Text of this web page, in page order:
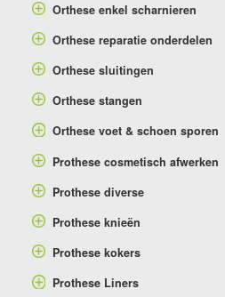
Orthese enkel scharnieren
Orthese reparatie onderdelen
Orthese sluitingen
Orthese stangen
Orthese voet & schoen sporen
Prothese cosmetisch afwerken
Prothese diverse
Prothese knieën
Prothese kokers
Prothese Liners